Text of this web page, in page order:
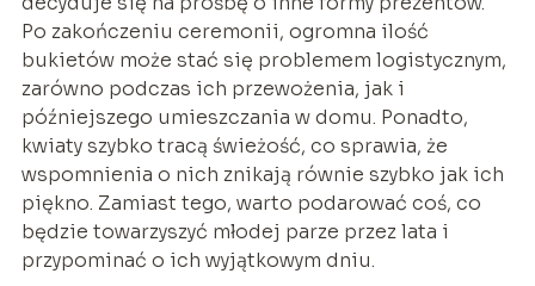
Po zakończeniu ceremonii, ogromna ilość
bukietów może stać się problemem logistycznym,
zarówno podczas ich przewożenia, jak i
późniejszego umieszczania w domu. Ponadto,
kwiaty szybko tracą świeżość, co sprawia, że
wspomnienia o nich znikają równie szybko jak ich
piękno. Zamiast tego, warto podarować coś, co
będzie towarzyszyć młodej parze przez lata i
przypominać o ich wyjątkowym dniu.